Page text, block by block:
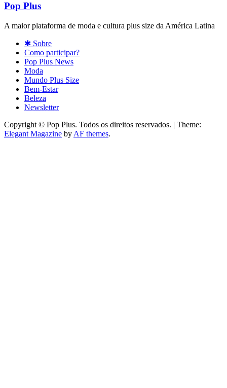
Pop Plus
A maior plataforma de moda e cultura plus size da América Latina
✱ Sobre
Como participar?
Pop Plus News
Moda
Mundo Plus Size
Bem-Estar
Beleza
Newsletter
Copyright © Pop Plus. Todos os direitos reservados. | Theme:
Elegant Magazine by AF themes.